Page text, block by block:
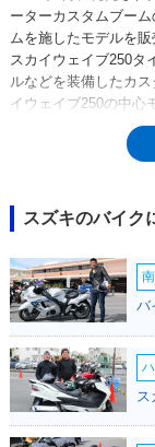
ーターカスタムブー
ムを施したモデルを
スカイウェイブ250タ
ルなどを装備したカ
イウェイブ250の中心
ったスカイウェイブ
モデル。ウインドス
は、「タイプS」と
バー」を採用。鍵穴は
じる）オートシャッタ
DOHCになり、フュー
で設定され、平成28
ンナップ落ちした。
スズキのバイク
バ